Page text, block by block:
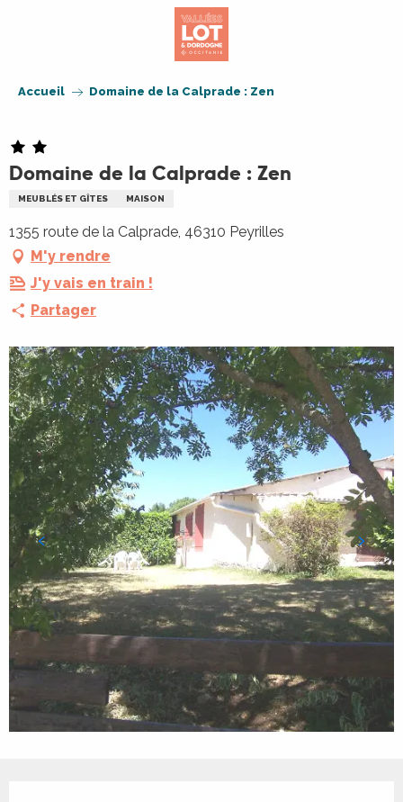
Accueil Domaine de la Calprade : Zen
Domaine de la Calprade : Zen
MEUBLÉS ET GÎTES MAISON
1355 route de la Calprade, 46310 Peyrilles
M'y rendre
J'y vais en train !
Partager